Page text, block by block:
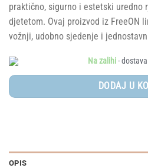
praktično, sigurno i estetski uredno
djetetom. Ovaj proizvod iz FreeON
vožnji, udobno sjedenje i
Na zalihi-
DODAJ U
OPIS